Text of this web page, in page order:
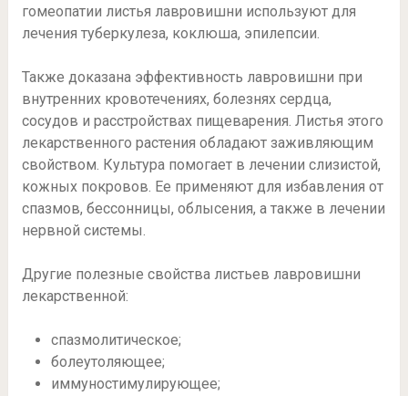
гомеопатии листья лавровишни используют для
лечения туберкулеза, коклюша, эпилепсии.
Также доказана эффективность лавровишни при
внутренних кровотечениях, болезнях сердца,
сосудов и расстройствах пищеварения. Листья этого
лекарственного растения обладают заживляющим
свойством. Культура помогает в лечении слизистой,
кожных покровов. Ее применяют для избавления от
спазмов, бессонницы, облысения, а также в лечении
нервной системы.
Другие полезные свойства листьев лавровишни
лекарственной:
спазмолитическое;
болеутоляющее;
иммуностимулирующее;